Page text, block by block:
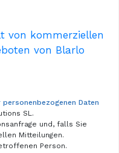
von kommerziellen
von Blarlo
Daten
SL.
und, falls Sie
Mitteilungen.
Person.